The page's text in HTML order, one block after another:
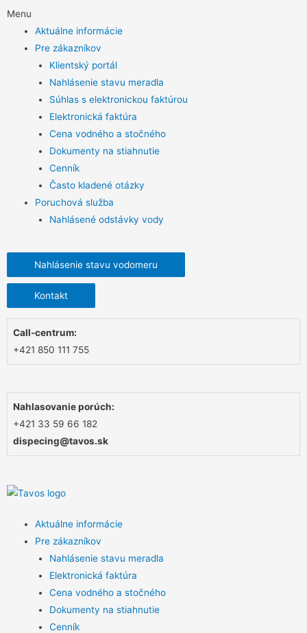
Menu
Aktuálne informácie
Pre zákazníkov
Klientský portál
Nahlásenie stavu meradla
Súhlas s elektronickou faktúrou
Elektronická faktúra
Cena vodného a stočného
Dokumenty na stiahnutie
Cenník
Často kladené otázky
Poruchová služba
Nahlásené odstávky vody
Nahlásenie stavu vodomeru
Kontakt
Call-centrum:
+421 850 111 755
Nahlasovanie porúch:
+421 33 59 66 182
dispecing@tavos.sk
Aktuálne informácie
Pre zákazníkov
Nahlásenie stavu meradla
Elektronická faktúra
Cena vodného a stočného
Dokumenty na stiahnutie
Cenník